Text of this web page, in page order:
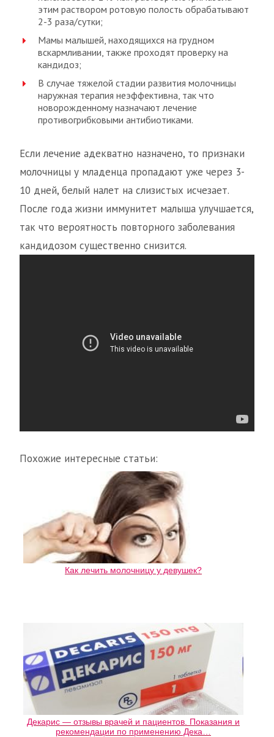
этим раствором ротовую полость обрабатывают
2-3 раза/сутки;
Мамы малышей, находящихся на грудном
вскармливании, также проходят проверку на
кандидоз;
В случае тяжелой стадии развития молочницы
наружная терапия неэффективна, так что
новорожденному назначают лечение
противогрибковыми антибиотиками.
Если лечение адекватно назначено, то признаки
молочницы у младенца пропадают уже через 3-
10 дней, белый налет на слизистых исчезает.
После года жизни иммунитет малыша улучшается,
так что вероятность повторного заболевания
кандидозом существенно снизится.
Похожие интересные статьи:
Как лечить молочницу у девушек?
Декарис — отзывы врачей и пациентов. Показания и
рекомендации по применению Дека…